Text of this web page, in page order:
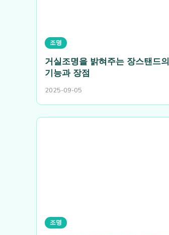
조명
거실조명을 밝혀주는 장스탠드의
기능과 장점
2025-09-05
조명